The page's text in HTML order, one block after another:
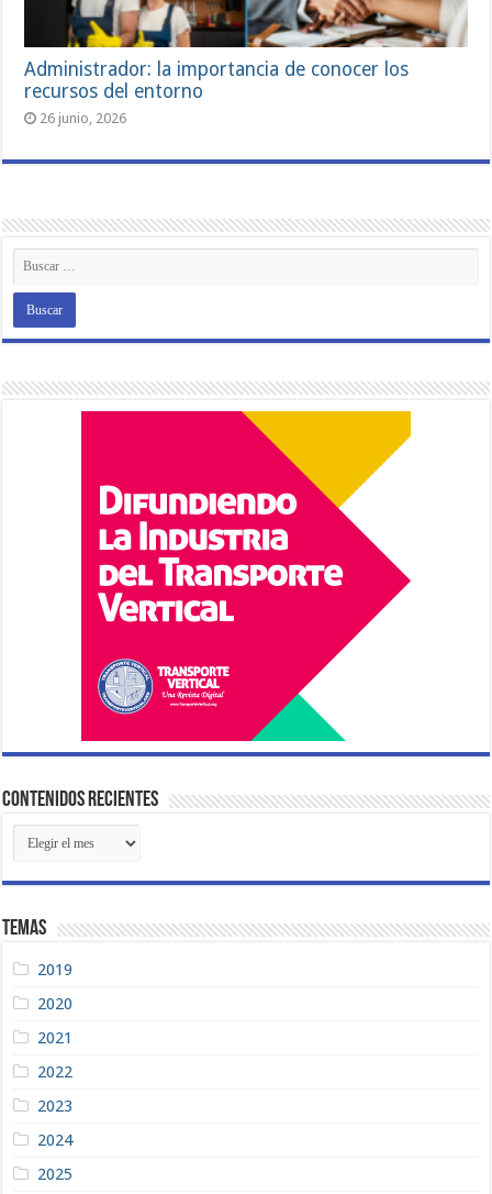
Administrador: la importancia de conocer los
recursos del entorno
26 junio, 2026
Contenidos Recientes
Contenidos
Recientes
Temas
2019
2020
2021
2022
2023
2024
2025